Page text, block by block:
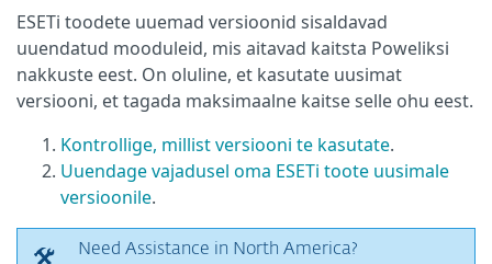
ESETi toodete uuemad versioonid sisaldavad
uuendatud mooduleid, mis aitavad kaitsta Poweliksi
nakkuste eest. On oluline, et kasutate uusimat
versiooni, et tagada maksimaalne kaitse selle ohu eest.
Kontrollige, millist versiooni te kasutate.
Uuendage vajadusel oma ESETi toote uusimale
versioonile.
Need Assistance in North America?